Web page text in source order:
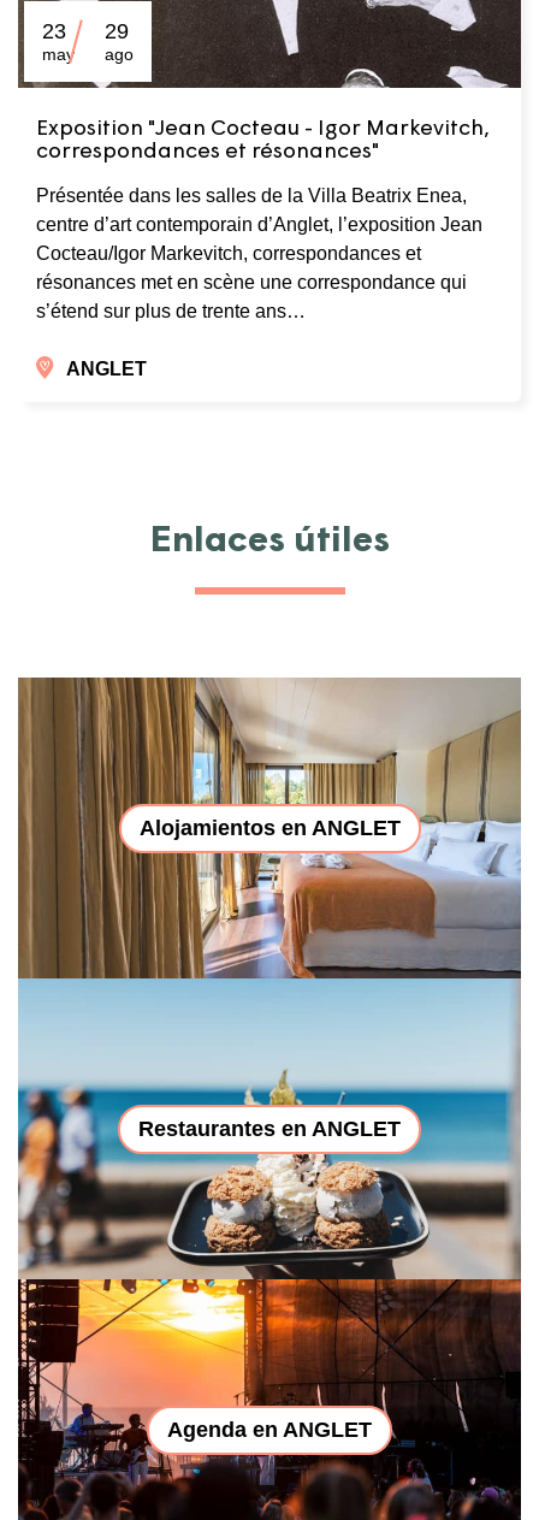
23
may
29
ago
Exposition "Jean Cocteau - Igor Markevitch,
correspondances et résonances"
Présentée dans les salles de la Villa Beatrix Enea,
centre d’art contemporain d’Anglet, l’exposition Jean
Cocteau/Igor Markevitch, correspondances et
résonances met en scène une correspondance qui
s’étend sur plus de trente ans…
ANGLET
Enlaces útiles
Alojamientos en ANGLET
Restaurantes en ANGLET
Agenda en ANGLET